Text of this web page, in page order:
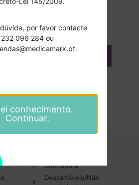
Ver opções
Add To Compare
Dentisteria
Descartáveis/Não
por favor contacte
232 096 284 ou
conhecimento.
Continuar.